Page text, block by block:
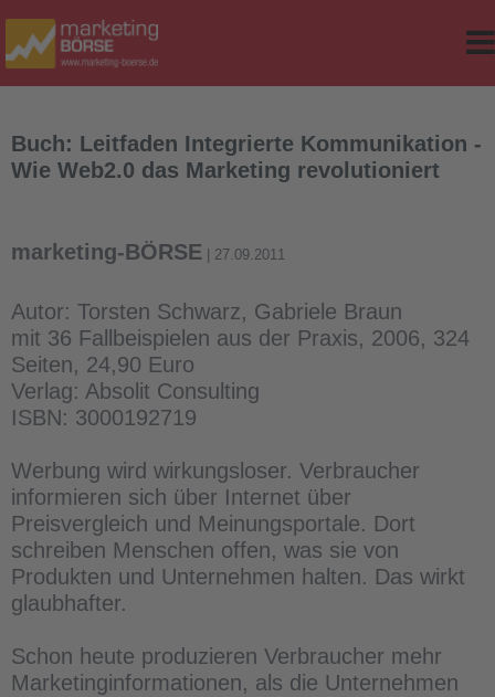
Classes
Version
Buch: Leitfaden Integrierte Kommunikation -
Wie Web2.0 das Marketing revolutioniert
marketing-BÖRSE | 27.09.2011
Autor: Torsten Schwarz, Gabriele Braun
mit 36 Fallbeispielen aus der Praxis, 2006, 324
Seiten, 24,90 Euro
Verlag: Absolit Consulting
ISBN: 3000192719
Werbung wird wirkungsloser. Verbraucher
informieren sich über Internet über
Preisvergleich und Meinungsportale. Dort
schreiben Menschen offen, was sie von
Produkten und Unternehmen halten. Das wirkt
glaubhafter.
Schon heute produzieren Verbraucher mehr
Marketinginformationen, als die Unternehmen